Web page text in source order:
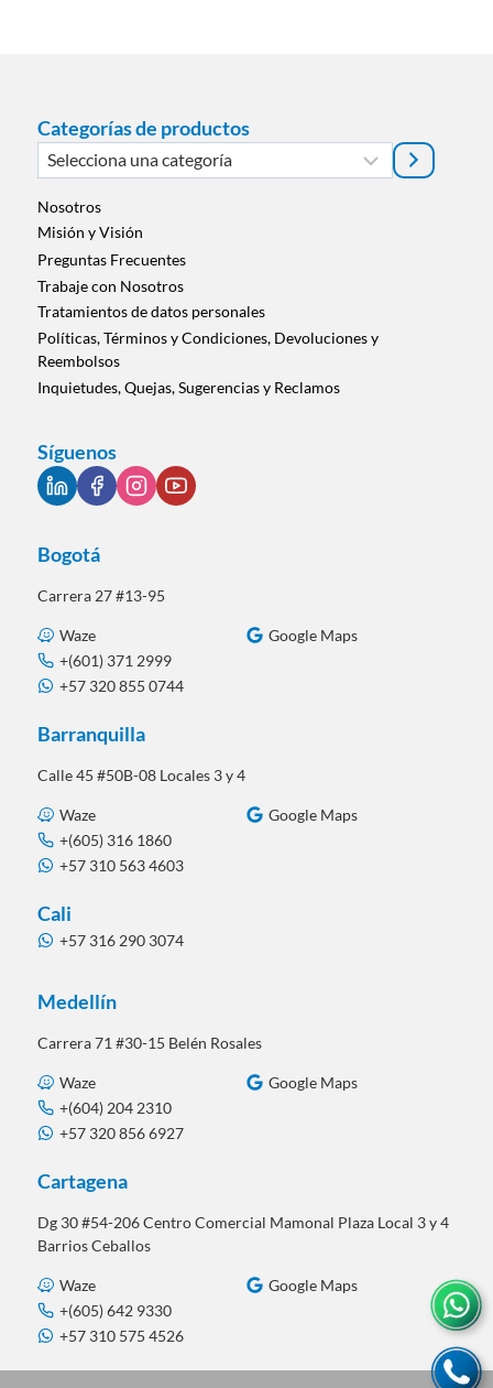
Categorías de productos
Selecciona
una
categoría
Nosotros
Misión y Visión
Preguntas Frecuentes
Trabaje con Nosotros
Tratamientos de datos personales
Políticas, Términos y Condiciones, Devoluciones y
Reembolsos
Inquietudes, Quejas, Sugerencias y Reclamos
Síguenos
Bogotá
Carrera 27 #13-95
Waze
Google Maps
+(601) 371 2999
+57 320 855 0744
Barranquilla
Calle 45 #50B-08 Locales 3 y 4
Waze
Google Maps
+(605) 316 1860
+57 310 563 4603
Cali
+57 316 290 3074
Medellín
Carrera 71 #30-15 Belén Rosales
Waze
Google Maps
+(604) 204 2310
+57 320 856 6927
Cartagena
Dg 30 #54-206 Centro Comercial Mamonal Plaza Local 3 y 4
Barrios Ceballos
Waze
Google Maps
+(605) 642 9330
+57 310 575 4526